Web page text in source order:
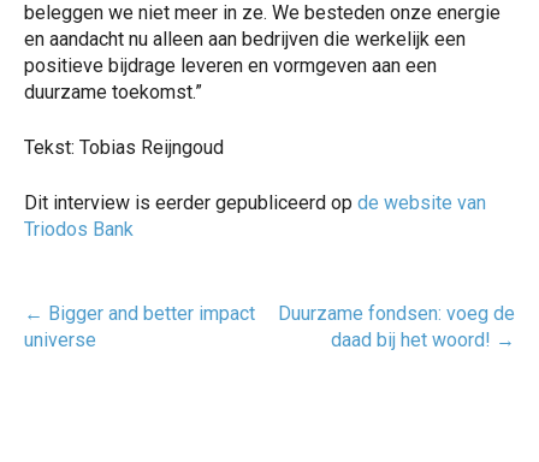
beleggen we niet meer in ze. We besteden onze energie
en aandacht nu alleen aan bedrijven die werkelijk een
positieve bijdrage leveren en vormgeven aan een
duurzame toekomst.”
Tekst: Tobias Reijngoud
Dit interview is eerder gepubliceerd op de website van
Triodos Bank
Post
navigatie
← Bigger and better impact
universe
Duurzame fondsen: voeg de
daad bij het woord! →